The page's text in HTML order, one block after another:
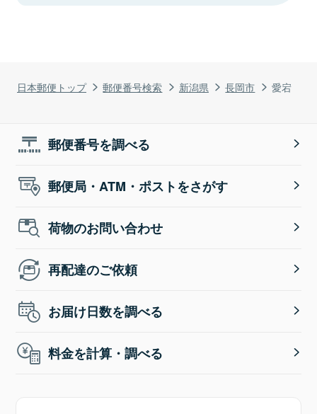
日本郵便トップ 郵便番号検索 新潟県 長岡市 愛宕
郵便番号を調べる
郵便局・ATM・ポストをさがす
荷物のお問い合わせ
再配達のご依頼
お届け日数を調べる
料金を計算・調べる